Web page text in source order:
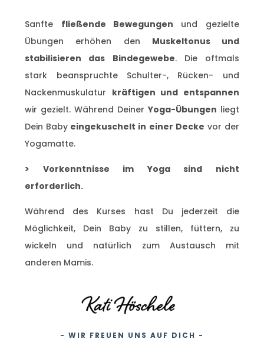
Sanfte fließende Bewegungen und gezielte
Übungen erhöhen den Muskeltonus und
stabilisieren das Bindegewebe. Die oftmals
stark beanspruchte Schulter-, Rücken- und
Nackenmuskulatur kräftigen und entspannen
wir gezielt. Während DeinerYoga-Übungen liegt
Dein Baby eingekuschelt in einer Decke vor der
Yogamatte.
> Vorkenntnisse im Yoga sind nicht
erforderlich.
Während des Kurses hast Du jederzeit die
Möglichkeit, Dein Baby zu stillen, füttern, zu
wickeln und natürlich zum Austausch mit
anderen Mamis.
- WIR FREUEN UNS AUF DICH -